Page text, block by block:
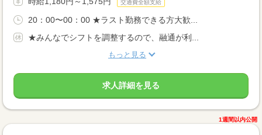
交通費全額支給
20：00〜00：00 ★ラスト勤務できる方大歓...
★みんなでシフトを調整するので、融通が利...
もっと見る
求人詳細を見る
1週間以内公開